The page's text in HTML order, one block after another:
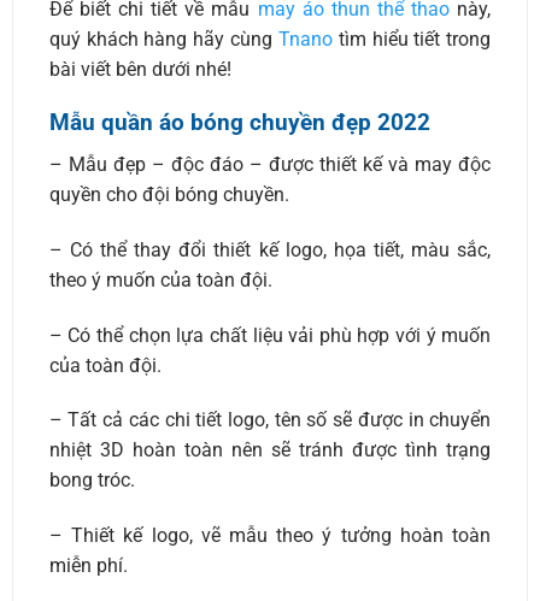
Để biết chi tiết về mẫu may áo thun thể thao này,
quý khách hàng hãy cùng Tnanotìm hiểu tiết trong
bài viết bên dưới nhé!
Mẫu quần áo bóng chuyền đẹp 2022
– Mẫu đẹp – độc đáo – được thiết kế và may độc
quyền cho đội bóng chuyền.
– Có thể thay đổi thiết kế logo, họa tiết, màu sắc,
theo ý muốn của toàn đội.
– Có thể chọn lựa chất liệu vải phù hợp với ý muốn
của toàn đội.
– Tất cả các chi tiết logo, tên số sẽ được in chuyển
nhiệt 3D hoàn toàn nên sẽ tránh được tình trạng
bong tróc.
– Thiết kế logo, vẽ mẫu theo ý tưởng hoàn toàn
miễn phí.